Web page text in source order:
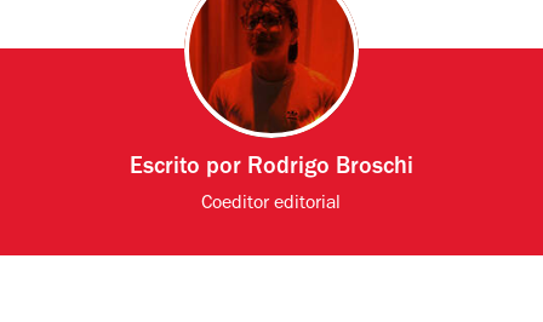
Escrito por Rodrigo Broschi
Coeditor editorial